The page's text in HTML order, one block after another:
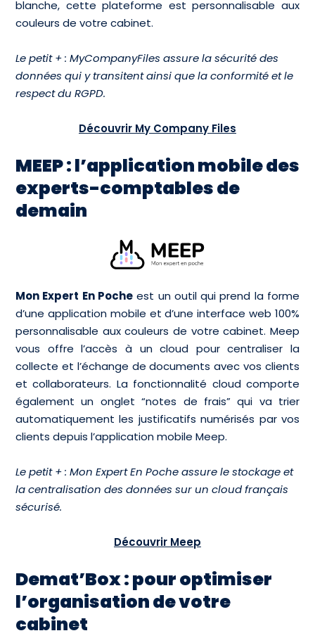
blanche, cette plateforme est personnalisable aux
couleurs de votre cabinet.
Le petit + : MyCompanyFiles assure la sécurité des
données qui y transitent ainsi que la conformité et le
respect du RGPD.
Découvrir My Company Files
MEEP : l’application mobile des
experts-comptables de
demain
Mon Expert En Pocheest un outil qui prend la forme
d’une application mobile et d’une interface web 100%
personnalisable aux couleurs de votre cabinet. Meep
vous offre l’accès à un cloud pour centraliser la
collecte et l’échange de documents avec vos clients
et collaborateurs. La fonctionnalité cloud comporte
également un onglet “notes de frais” qui va trier
automatiquement les justificatifs numérisés par vos
clients depuis l’application mobile Meep.
Le petit + : Mon Expert En Poche assure le stockage et
la centralisation des données sur un cloud français
sécurisé.
Découvrir Meep
Demat’Box : pour optimiser
l’organisation de votre
cabinet